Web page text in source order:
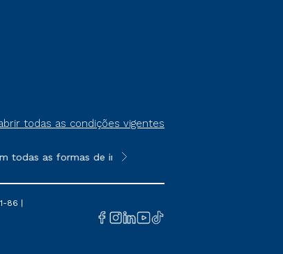
todas as condições vigentes
as formas de ingresso, exceto na prova on-line
**Semipresencial é um formato do
86 |